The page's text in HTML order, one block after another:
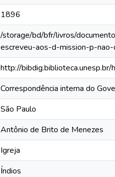
1896
/storage/bd/bfr/livros/
escreveu-aos-d-mission-p-
http://
Correspondência interna do
São Paulo
Antônio de Brito de Menezes
Igreja
Índios